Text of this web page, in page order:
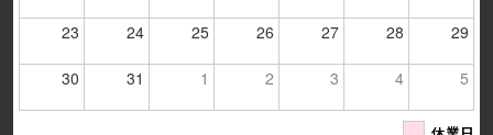
23 24 25 26 27 28 29
30 31 1 2 3 4 5